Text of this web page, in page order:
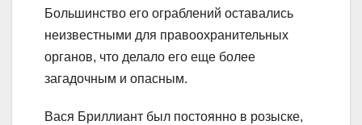
Большинство его ограблений оставались
неизвестными для правоохранительных
органов, что делало его еще более
загадочным и опасным.
Вася Бриллиант был постоянно в розыске,